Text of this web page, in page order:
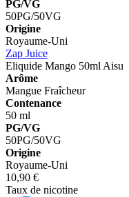
PG/VG
50PG/50VG
Origine
Royaume-Uni
Zap Juice
Eliquide Mango 50mlAisu
Arôme
Mangue Fraîcheur
Contenance
50 ml
PG/VG
50PG/50VG
Origine
Royaume-Uni
10,90 €
Taux de nicotine